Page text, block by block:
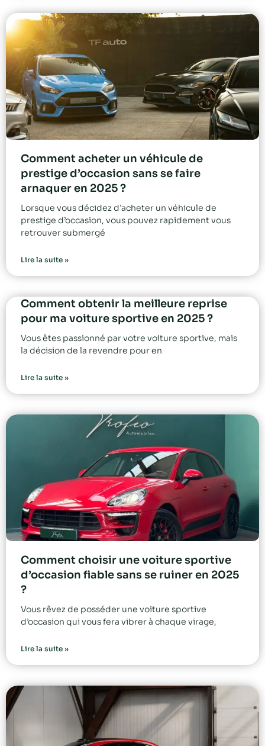
Comment acheter un véhicule de
prestige d’occasion sans se faire
arnaquer en 2025 ?
Lorsque vous décidez d’acheter un véhicule de
prestige d’occasion, vous pouvez rapidement vous
retrouver submergé
Lire la suite »
Comment obtenir la meilleure reprise
pour ma voiture sportive en 2025 ?
Vous êtes passionné par votre voiture sportive, mais
la décision de la revendre pour en
Lire la suite »
Comment choisir une voiture sportive
d’occasion fiable sans se ruiner en 2025
?
Vous rêvez de posséder une voiture sportive
d’occasion qui vous fera vibrer à chaque virage,
Lire la suite »